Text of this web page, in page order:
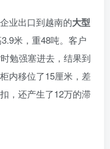
业出口到越南的大型
米，重48吨。客户
勉强塞进去，结果到
内移位了15厘米，差
，还产生了12万的滞